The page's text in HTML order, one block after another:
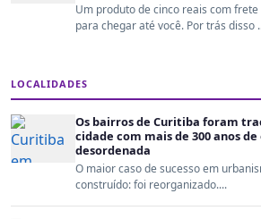
Um produto de cinco reais com
para chegar até você. Por trás disso
LOCALIDADES
Os bairros de Curitiba foram
cidade com mais de 300 anos
desordenada
O maior caso de sucesso em
construído: foi reorganizado....